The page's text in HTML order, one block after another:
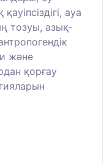
ауа
тозуы, азық-
және
қорғау